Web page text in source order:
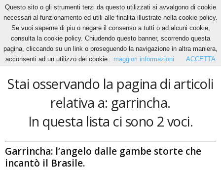
Home Tags Garrincha
garrincha
Stai osservando la pagina di articoli
relativa a: garrincha.
In questa lista ci sono 2 voci.
Garrincha: l’angelo dalle gambe storte che
incantò il Brasile.
Questo sito o gli strumenti terzi da questo utilizzati si avvalgono di cookie
necessari al funzionamento ed utili alle finalita illustrate nella cookie policy.
Se vuoi saperne di piu o negare il consenso a tutti o ad alcuni cookie,
consulta la cookie policy. Chiudendo questo banner, scorrendo questa
pagina, cliccando su un link o proseguendo la navigazione in altra maniera,
acconsenti ad un utilizzo dei cookie.
maggiori informazioni ACCETTA